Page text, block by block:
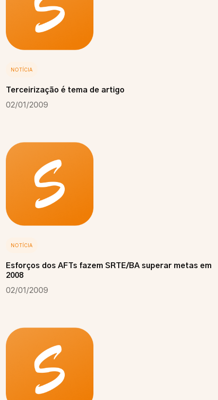
NOTÍCIA
Terceirização é tema de artigo
02/01/2009
NOTÍCIA
Esforços dos AFTs fazem SRTE/BA superar metas em
2008
02/01/2009